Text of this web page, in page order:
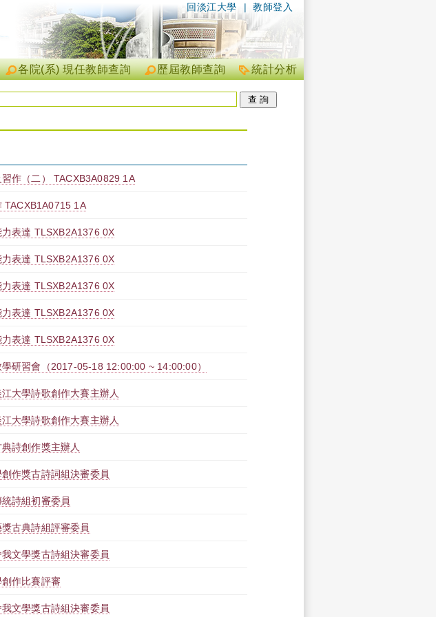
| 教師登入
回淡江大學
統計分析
歷屆教師查詢
各院(系) 現任教師查詢
作（二） TACXB3A0829 1A
TACXB1A0715 1A
表達 TLSXB2A1376 0X
表達 TLSXB2A1376 0X
表達 TLSXB2A1376 0X
表達 TLSXB2A1376 0X
表達 TLSXB2A1376 0X
研習會（2017-05-18 12:00:00 ~ 14:00:00）
大學詩歌創作大賽主辦人
大學詩歌創作大賽主辦人
詩創作獎主辦人
作獎古詩詞組決審委員
詩組初審委員
古典詩組評審委員
文學獎古詩組決審委員
作比賽評審
文學獎古詩組決審委員